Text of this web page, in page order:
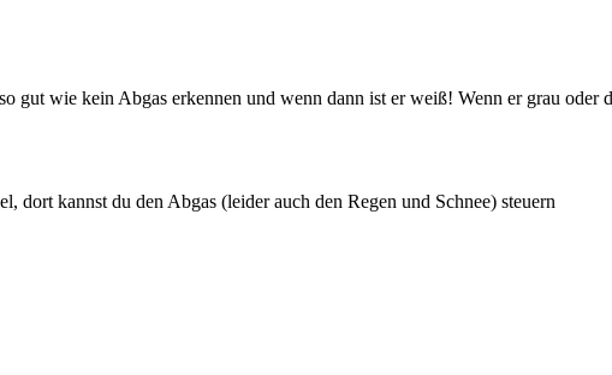
wie kein Abgas erkennen und wenn dann ist er weiß! Wenn er grau oder
kannst du den Abgas (leider auch den Regen und Schnee) steuern